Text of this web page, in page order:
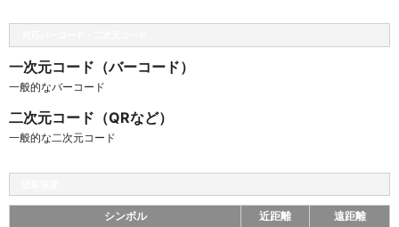
一次元コード（バーコード）
一般的なバーコード
二次元コード（QRなど）
一般的な二次元コード
シンボル 近距離
遠距離